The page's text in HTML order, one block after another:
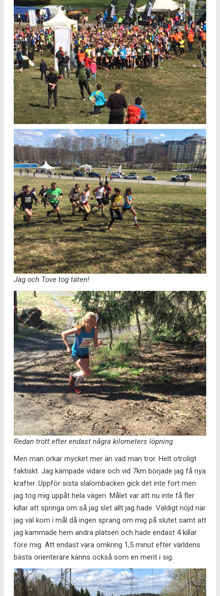
Jag och Tove tog täten!
Redan trött efter endast några kilometers löpning.
Men man orkar mycket mer än vad man tror. Helt otroligt
faktiskt. Jag kämpade vidare och vid 7km började jag få nya
krafter. Uppför sista slalombacken gick det inte fort men
jag tog mig uppåt hela vägen. Målet var att nu inte få fler
killar att springa om så jag slet allt jag hade. Väldigt nöjd när
jag väl kom i mål då ingen sprang om mig på slutet samt att
jag kammade hem andra platsen och hade endast 4 killar
före mig. Att endast vara omkring 1,5 minut efter världens
bästa orienterare känns också som en merit i sig.